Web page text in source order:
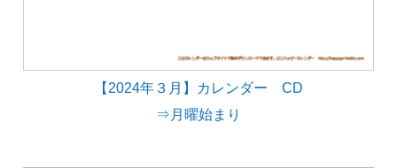
【2024年３月】カレンダー CD
⇒月曜始まり